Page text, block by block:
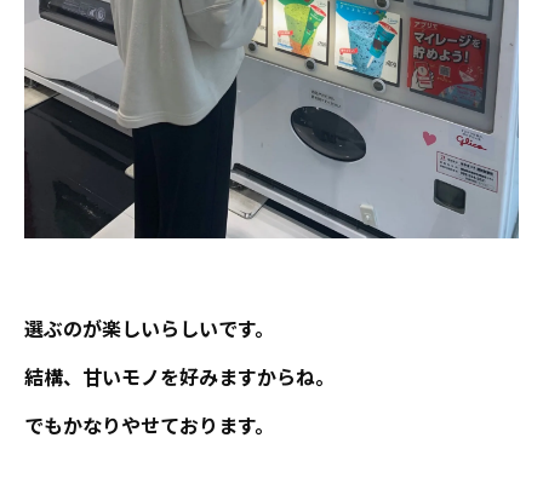
選ぶのが楽しいらしいです。
結構、甘いモノを好みますからね。
でもかなりやせております。